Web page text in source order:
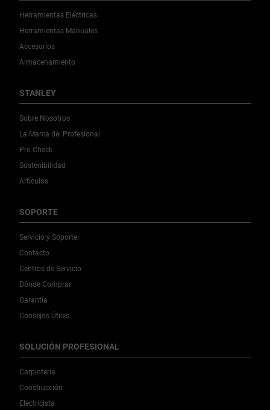
Herramientas Eléctricas
Herramientas Manuales
Accesorios
Almacenamiento
STANLEY
Sobre Nosotros
La Marca del Profesional
Pro Check
Sostenibilidad
Artículos
SOPORTE
Servicio y Soporte
Contacto
Centros de Servicio
Dónde Comprar
Garantía
Consejos Útiles
SOLUCIÓN PROFESIONAL
Carpintería
Construcción
Electricista